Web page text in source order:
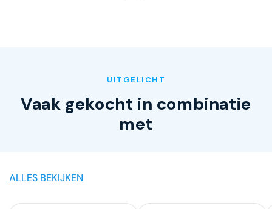
UITGELICHT
Vaak gekocht in combinatie
met
ALLES BEKIJKEN